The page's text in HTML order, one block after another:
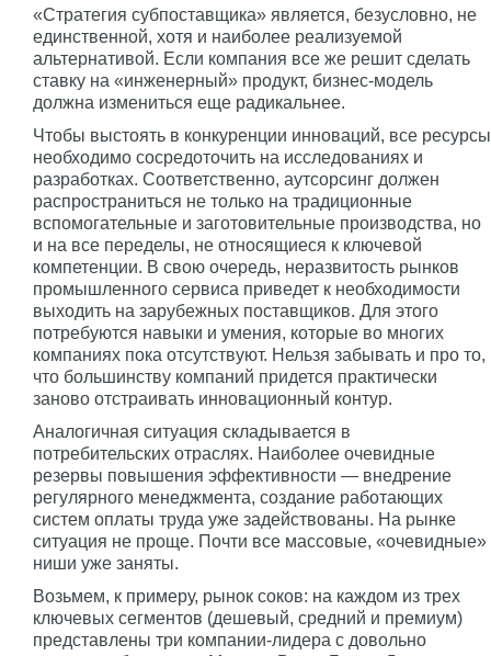
«Стратегия субпоставщика» является, безусловно, не
единственной, хотя и наиболее реализуемой
альтернативой. Если компания все же решит сделать
ставку на «инженерный» продукт, бизнес-модель
должна измениться еще радикальнее.
Чтобы выстоять в конкуренции инноваций, все ресурсы
необходимо сосредоточить на исследованиях и
разработках. Соответственно, аутсорсинг должен
распространиться не только на традиционные
вспомогательные и заготовительные производства, но
и на все переделы, не относящиеся к ключевой
компетенции. В свою очередь, неразвитость рынков
промышленного сервиса приведет к необходимости
выходить на зарубежных поставщиков. Для этого
потребуются навыки и умения, которые во многих
компаниях пока отсутствуют. Нельзя забывать и про то,
что большинству компаний придется практически
заново отстраивать инновационный контур.
Аналогичная ситуация складывается в
потребительских отраслях. Наиболее очевидные
резервы повышения эффективности — внедрение
регулярного менеджмента, создание работающих
систем оплаты труда уже задействованы. На рынке
ситуация не проще. Почти все массовые, «очевидные»
ниши уже заняты.
Возьмем, к примеру, рынок соков: на каждом из трех
ключевых сегментов (дешевый, средний и премиум)
представлены три компании-лидера с довольно